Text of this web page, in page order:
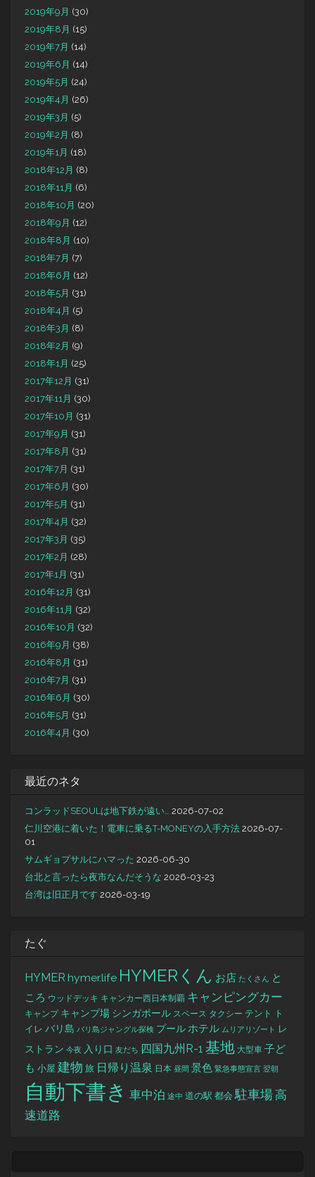
2019年9月 (30)
2019年8月 (15)
2019年7月 (14)
2019年6月 (14)
2019年5月 (24)
2019年4月 (26)
2019年3月 (5)
2019年2月 (8)
2019年1月 (18)
2018年12月 (8)
2018年11月 (6)
2018年10月 (20)
2018年9月 (12)
2018年8月 (10)
2018年7月 (7)
2018年6月 (12)
2018年5月 (31)
2018年4月 (5)
2018年3月 (8)
2018年2月 (9)
2018年1月 (25)
2017年12月 (31)
2017年11月 (30)
2017年10月 (31)
2017年9月 (31)
2017年8月 (31)
2017年7月 (31)
2017年6月 (30)
2017年5月 (31)
2017年4月 (32)
2017年3月 (35)
2017年2月 (28)
2017年1月 (31)
2016年12月 (31)
2016年11月 (32)
2016年10月 (32)
2016年9月 (38)
2016年8月 (31)
2016年7月 (31)
2016年6月 (30)
2016年5月 (31)
2016年4月 (30)
最近のネタ
コンラッドSEOULは地下鉄が遠い…
2026-07-02
仁川空港に着いた！電車に乗るT-MONEYの入手方法 2026-07-
01
サムギョプサルにハマった 2026-06-30
台北と言ったら夜市なんだそうな 2026-03-23
台湾は旧正月です 2026-03-19
たぐ
HYMER hymer.life HYMERくん お店 たくさん と
ころ ウッドデッキ キャンカー西日本制覇 キャンピングカー
キャンプ キャンプ場 シンガポール スペース タクシー テント
ト
イレ バリ島 バリ島ジャングル探検 プール ホテル ムリアリゾート
レ
ストラン 今夜 入り口 友だち 四国九州R-1 基地 大型車 子ど
も 小屋 建物 旅 日帰り温泉 日本 昼間 景色 緊急事態宣言 翌朝
自動下書き 車中泊 途中 道の駅 都会 駐車場高
速道路